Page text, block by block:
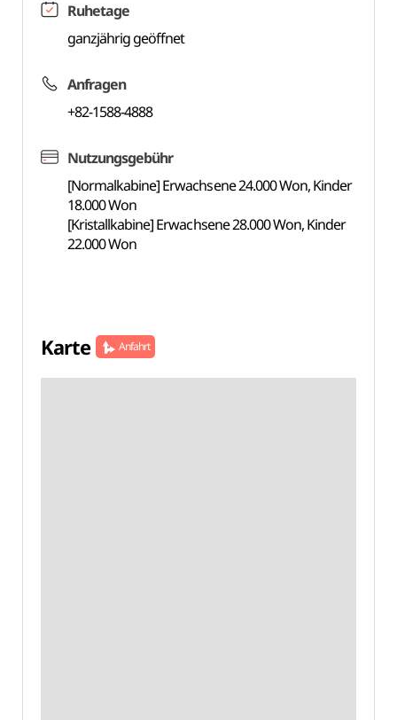
Ruhetage
ganzjährig geöffnet
Anfragen
+82-1588-4888
Nutzungsgebühr
[Normalkabine] Erwachsene 24.000 Won, Kinder
18.000 Won
[Kristallkabine] Erwachsene 28.000 Won, Kinder
22.000 Won
Karte Anfahrt